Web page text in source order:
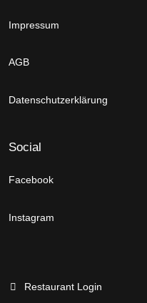
Impressum
AGB
Datenschutzerklärung
Social
Facebook
Instagram
Restaurant Login